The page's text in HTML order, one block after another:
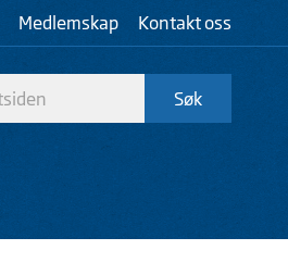
Medlemskap Kontakt oss